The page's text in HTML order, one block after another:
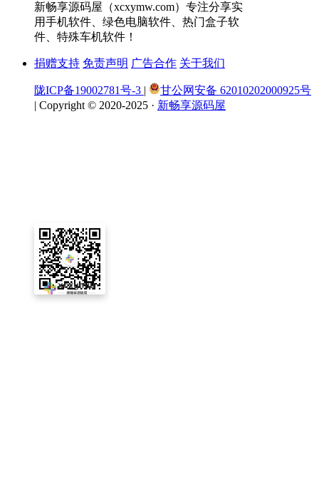
新畅享源码屋（xcxymw.com）专注分享实
用手机软件、绿色电脑软件、热门盒子软
件、特殊车机软件！
捐赠支持 免责声明 广告合作 关于我们
陇ICP备19002781号-3 |
甘公网安备 62010202000925号
| Copyright © 2020-2025 · 新畅享源码屋